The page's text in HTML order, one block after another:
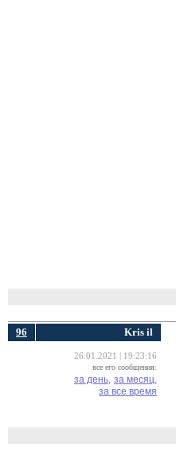
96 Kris il
26.01.2021 | 19:23:16
все его сообщения:
за день, за месяц,
за все время